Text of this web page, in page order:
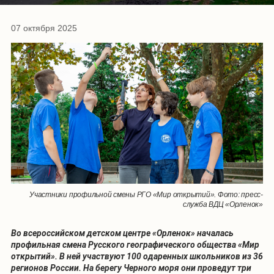
07 октября 2025
Участники профильной смены РГО «Мир открытий». Фото: пресс-
служба ВДЦ «Орленок»
Во всероссийском детском центре «Орленок» началась
профильная смена Русского географического общества «Мир
открытий». В ней участвуют 100 одаренных школьников из 36
регионов России. На берегу Черного моря они проведут три